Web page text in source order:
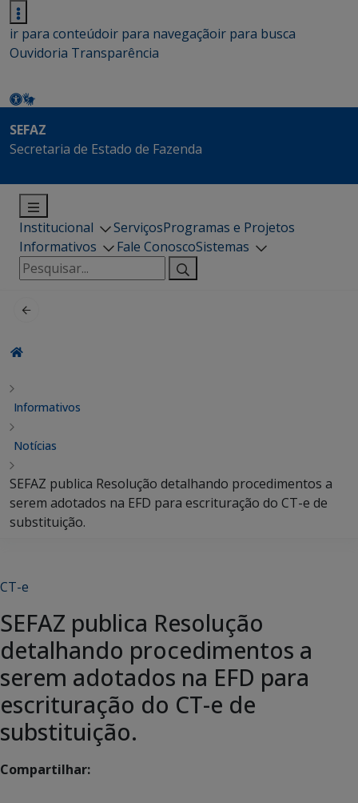
ir para conteúdoir para navegaçãoir para busca
Ouvidoria Transparência
SEFAZ
Secretaria de Estado de Fazenda
Institucional ServiçosProgramas e Projetos
Informativos
Fale ConoscoSistemas
Pesquisar
por:
Informativos
Notícias
SEFAZ publica Resolução detalhando procedimentos a
serem adotados na EFD para escrituração do CT-e de
substituição.
CT-e
SEFAZ publica Resolução
detalhando procedimentos a
serem adotados na EFD para
escrituração do CT-e de
substituição.
Compartilhar: